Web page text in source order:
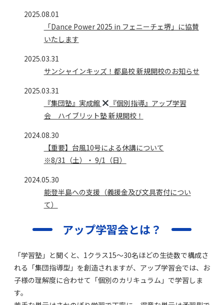
2025.08.01
「Dance Power 2025 in フェニーチェ堺」に協賛
いたします
2025.03.31
サンシャインキッズ！都島校 新規開校のお知らせ
2025.03.31
『集団塾』実成館
『個別指導』アップ学習
会 ハイブリット塾 新規開校！
2024.08.30
【重要】台風10号による休講について
※8/31（土）・ 9/1（日）
2024.05.30
能登半島への支援（義援金及び文具寄付につい
て）
アップ学習会とは？
「学習塾」と聞くと、1クラス15〜30名ほどの⽣徒数で構成さ
れる「集団指導型」を創造されますが、アップ学習会では、お
子様の理解度に合わせて「個別のカリキュラム」で学習しま
す。